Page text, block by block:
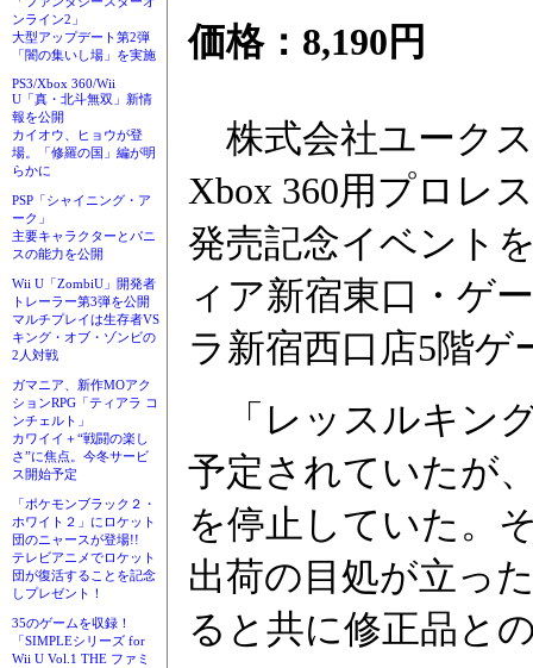
ンライン2」
大型アップデート第2弾
「闇の集いし場」を実施
PS3/Xbox 360/Wii
U「真・北斗無双」新情
報を公開
カイオウ、ヒョウが登
場。「修羅の国」編が明
らかに
PSP「シャイニング・ア
ーク」
主要キャラクターとパニ
スの能力を公開
Wii U「ZombiU」開発者
トレーラー第3弾を公開
マルチプレイは生存者VS
キング・オブ・ゾンビの
2人対戦
ガマニア、新作MOアク
ションRPG「ティアラ コ
ンチェルト」
カワイイ＋“戦闘の楽し
さ”に焦点。今冬サービ
ス開始予定
「ポケモンブラック２・
ホワイト２」にロケット
団のニャースが登場!!
テレビアニメでロケット
団が復活することを記念
しプレゼント！
35のゲームを収録！
「SIMPLEシリーズ for
Wii U Vol.1 THE ファミ
価格：8,190円
株式会社ユーク
Xbox 360用プロレ
発売記念イベント
ィア新宿東口・ゲ
ラ新宿西口店5階
「レッスルキン
予定されていたが
を停止していた。
出荷の目処が立っ
ると共に修正品と